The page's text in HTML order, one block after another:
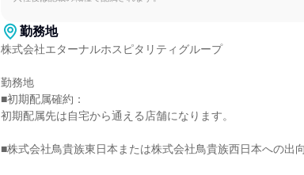
勤務地
株式会社エターナルホスピタリティグループ
勤務地
■初期配属確約：
初期配属先は自宅から通える店舗になります。
■株式会社鳥貴族東日本または株式会社鳥貴族西日本への出